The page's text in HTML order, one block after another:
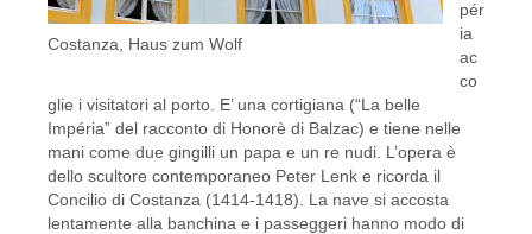
Costanza, Haus zum Wolf
pér
ia
ac
co
glie i visitatori al porto. E’ una cortigiana (“La belle
Impéria” del racconto di Honorè di Balzac) e tiene nelle
mani come due gingilli un papa e un re nudi. L’opera è
dello scultore contemporaneo Peter Lenk e ricorda il
Concilio di Costanza (1414-1418). La nave si accosta
lentamente alla banchina e i passeggeri hanno modo di